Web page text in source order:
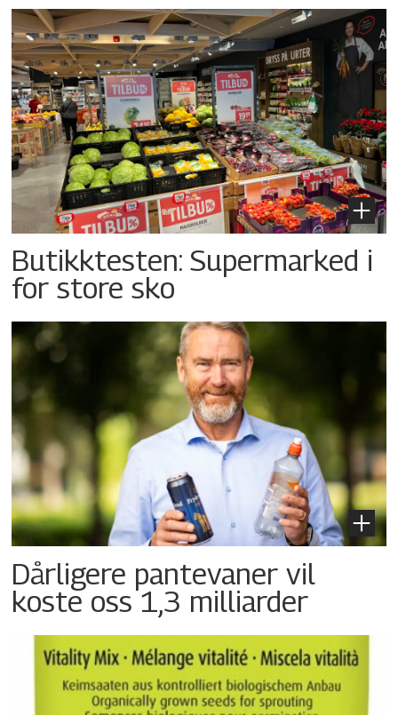
Butikktesten: Supermarked i
for store sko
Dårligere pantevaner vil
koste oss 1,3 milliarder